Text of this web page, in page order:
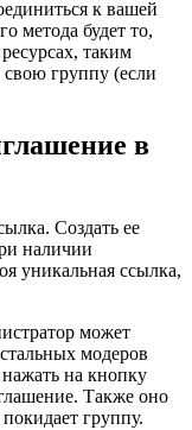
к вашей
метода будет то,
таким
свою группу (если
в
Создать ее
наличии
уникальная ссылка,
может
модеров
на кнопку
Также оно
группу.